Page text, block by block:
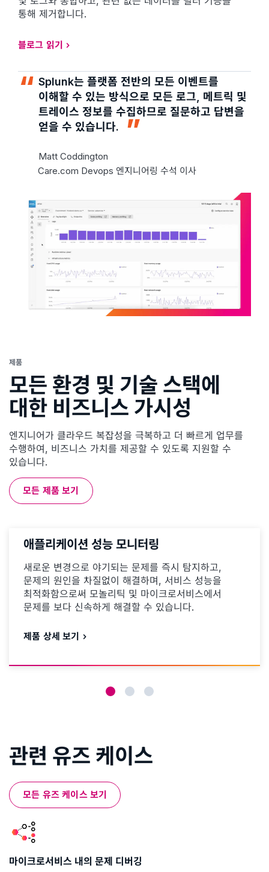
통해 제거합니다.
블로그 읽기
Splunk는 플랫폼 전반의 모든 이벤트를
이해할 수 있는 방식으로 모든 로그, 메트릭 및
트레이스 정보를 수집하므로 질문하고 답변을
얻을 수 있습니다.
Matt Coddington
Care.com Devops 엔지니어링 수석 이사
제품
모든 환경 및 기술 스택에
대한 비즈니스 가시성
엔지니어가 클라우드 복잡성을 극복하고 더 빠르게 업무를
수행하여, 비즈니스 가치를 제공할 수 있도록 지원할 수
있습니다.
모든 제품 보기
애플리케이션 성능 모니터링
새로운 변경으로 야기되는 문제를 즉시 탐지하고,
문제의 원인을 차질없이 해결하며, 서비스 성능을
최적화함으로써 모놀리틱 및 마이크로서비스에서
문제를 보다 신속하게 해결할 수 있습니다.
제품 상세 보기
관련 유즈 케이스
모든 유즈 케이스 보기
마이크로서비스 내의 문제 디버깅